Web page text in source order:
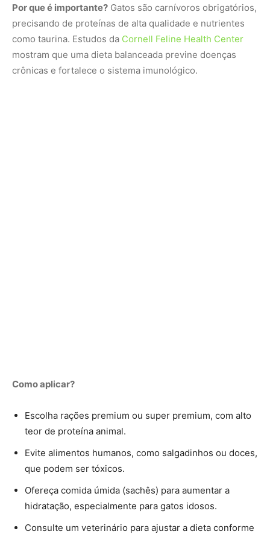
Por que é importante? Gatos são carnívoros obrigatórios,
precisando de proteínas de alta qualidade e nutrientes
como taurina. Estudos da Cornell Feline Health Center
mostram que uma dieta balanceada previne doenças
crônicas e fortalece o sistema imunológico.
Como aplicar?
Escolha rações premium ou super premium, com alto
teor de proteína animal.
Evite alimentos humanos, como salgadinhos ou doces,
que podem ser tóxicos.
Ofereça comida úmida (sachês) para aumentar a
hidratação, especialmente para gatos idosos.
Consulte um veterinário para ajustar a dieta conforme